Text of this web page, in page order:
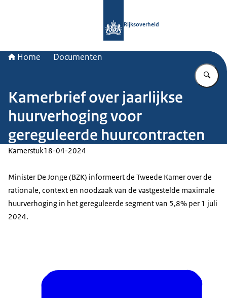
Rijksoverheid
Home Documenten
Kamerbrief over jaarlijkse
huurverhoging voor
gereguleerde huurcontracten
Kamerstuk18-04-2024
Minister De Jonge (BZK) informeert de Tweede Kamer over de
rationale, context en noodzaak van de vastgestelde maximale
huurverhoging in het gereguleerde segment van 5,8% per 1 juli
2024.